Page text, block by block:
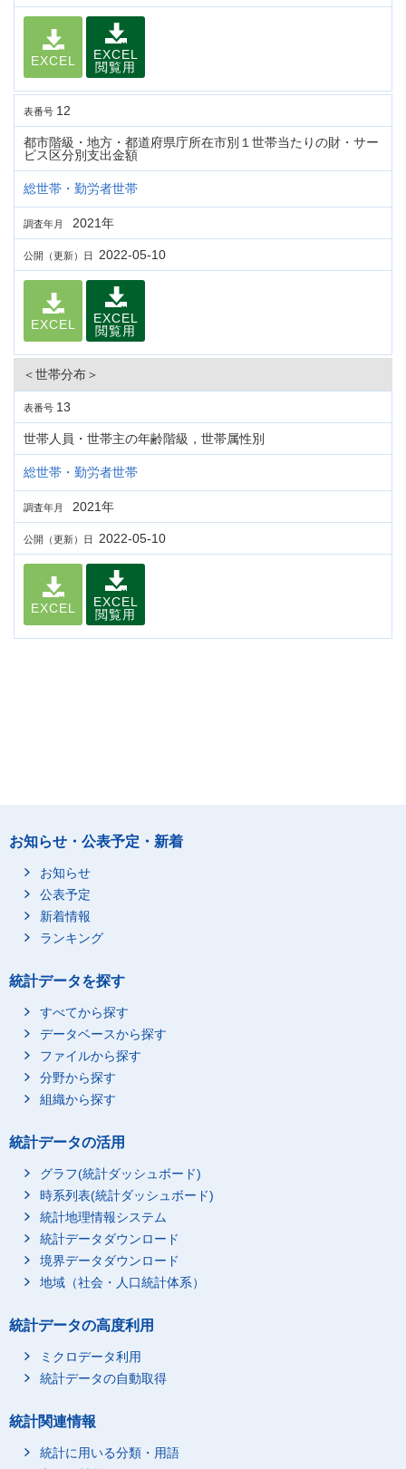
EXCEL
EXCEL
閲覧用
表番号 12
都市階級・地方・都道府県庁所在市別１世帯当たりの財・サー
ビス区分別支出金額
総世帯・勤労者世帯
調査年月 2021年
公開（更新）日 2022-05-10
EXCEL
EXCEL
閲覧用
＜世帯分布＞
表番号 13
世帯人員・世帯主の年齢階級，世帯属性別
総世帯・勤労者世帯
調査年月 2021年
公開（更新）日 2022-05-10
EXCEL
EXCEL
閲覧用
お知らせ・公表予定・新着
お知らせ
公表予定
新着情報
ランキング
統計データを探す
すべてから探す
データベースから探す
ファイルから探す
分野から探す
組織から探す
統計データの活用
グラフ(統計ダッシュボード)
時系列表(統計ダッシュボード)
統計地理情報システム
統計データダウンロード
境界データダウンロード
地域（社会・人口統計体系）
統計データの高度利用
ミクロデータ利用
統計データの自動取得
統計関連情報
統計に用いる分類・用語